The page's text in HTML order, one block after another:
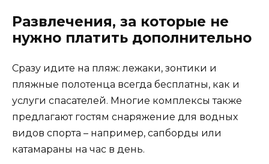
Развлечения, за которые не
нужно платить дополнительно
Сразу идите на пляж: лежаки, зонтики и
пляжные полотенца всегда бесплатны, как и
услуги спасателей. Многие комплексы также
предлагают гостям снаряжение для водных
видов спорта – например, сапборды или
катамараны на час в день.